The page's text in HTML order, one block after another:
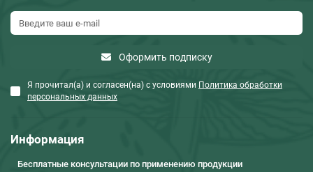
Оформить подписку
Я прочитал(а) и согласен(на) с условиями Политика обработки
персональных данных
Информация
Бесплатные консультации по применению продукции